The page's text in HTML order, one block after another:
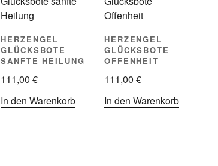
HERZENGEL
GLÜCKSBOTE
SANFTE HEILUNG
111,00 €
In den Warenkorb
HERZENGEL
GLÜCKSBOTE
OFFENHEIT
111,00 €
In den Warenkorb